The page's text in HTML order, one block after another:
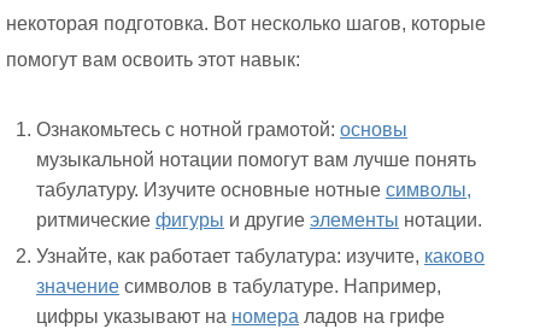
некоторая подготовка. Вот несколько шагов, которые
помогут вам освоить этот навык:
Ознакомьтесь с нотной грамотой: основы
музыкальной нотации помогут вам лучше понять
табулатуру. Изучите основные нотные символы,
ритмические фигуры и другие элементы нотации.
Узнайте, как работает табулатура: изучите, каково
значение символов в табулатуре. Например,
цифры указывают на номера ладов на грифе